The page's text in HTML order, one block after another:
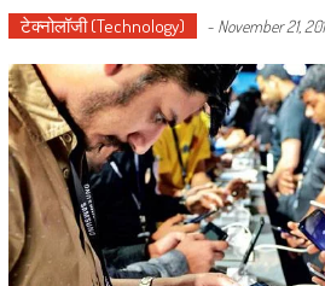
टेक्नोलॉजी (Technology) - November 21,